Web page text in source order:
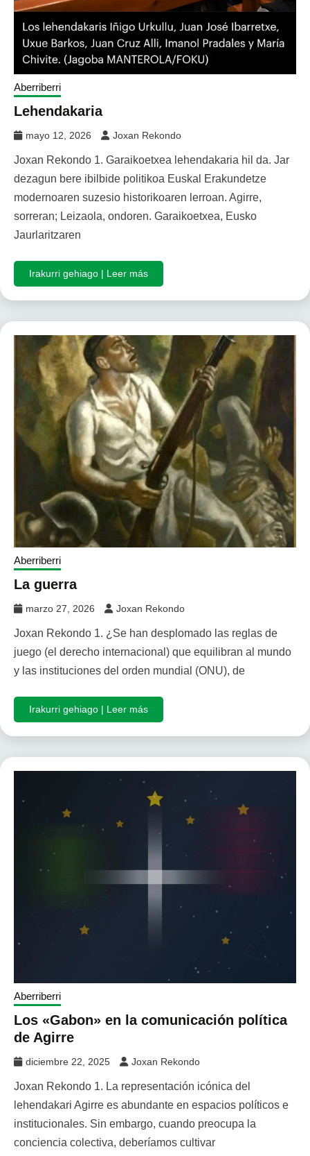
Aberriberri
Lehendakaria
mayo 12, 2026 Joxan Rekondo
Joxan Rekondo 1. Garaikoetxea lehendakaria hil da. Jar
dezagun bere ibilbide politikoa Euskal Erakundetze
modernoaren suzesio historikoaren lerroan. Agirre,
sorreran; Leizaola, ondoren. Garaikoetxea, Eusko
Jaurlaritzaren
Irakurri gehiago | Leer más
Aberriberri
La guerra
marzo 27, 2026 Joxan Rekondo
Joxan Rekondo 1. ¿Se han desplomado las reglas de
juego (el derecho internacional) que equilibran al mundo
y las instituciones del orden mundial (ONU), de
Irakurri gehiago | Leer más
Aberriberri
Los «Gabon» en la comunicación política
de Agirre
diciembre 22, 2025 Joxan Rekondo
Joxan Rekondo 1. La representación icónica del
lehendakari Agirre es abundante en espacios políticos e
institucionales. Sin embargo, cuando preocupa la
conciencia colectiva, deberíamos cultivar